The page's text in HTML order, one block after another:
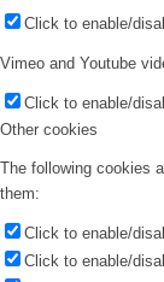
Click to enable/
Vimeo and Youtube
Click to enable/
Other cookies
The following cookies
them:
Click to enable/
Click to enable/